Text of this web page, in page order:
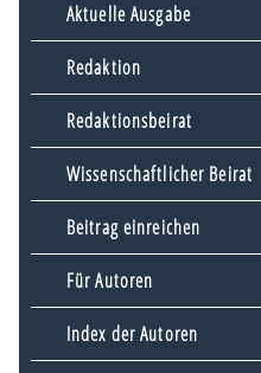
Aktuelle Ausgabe
Redaktion
Redaktionsbeirat
Wissenschaftlicher Beirat
Beitrag einreichen
Für Autoren
Index der Autoren